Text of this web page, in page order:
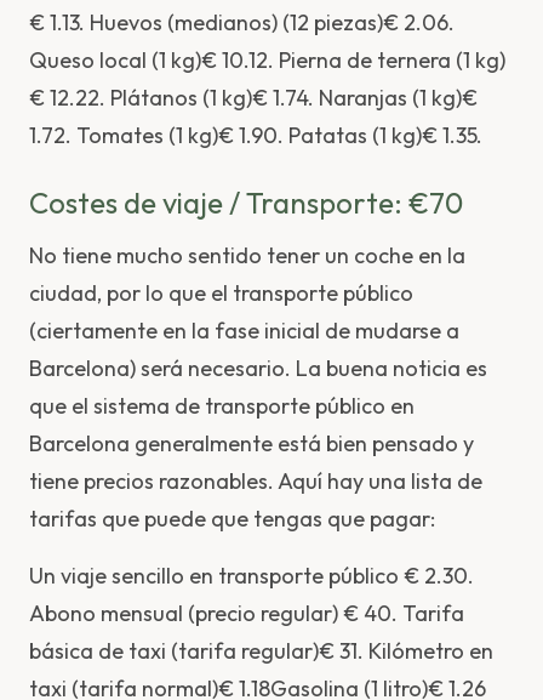
€ 1.13. Huevos (medianos) (12 piezas)€ 2.06.
Queso local (1 kg)€ 10.12. Pierna de ternera (1 kg)
€ 12.22. Plátanos (1 kg)€ 1.74. Naranjas (1 kg)€
1.72. Tomates (1 kg)€ 1.90. Patatas (1 kg)€ 1.35.
Costes de viaje / Transporte: €70
No tiene mucho sentido tener un coche en la
ciudad, por lo que el transporte público
(ciertamente en la fase inicial de mudarse a
Barcelona) será necesario. La buena noticia es
que el sistema de transporte público en
Barcelona generalmente está bien pensado y
tiene precios razonables. Aquí hay una lista de
tarifas que puede que tengas que pagar:
Un viaje sencillo en transporte público € 2.30.
Abono mensual (precio regular) € 40. Tarifa
básica de taxi (tarifa regular)€ 31. Kilómetro en
taxi (tarifa normal)€ 1.18Gasolina (1 litro)€ 1.26